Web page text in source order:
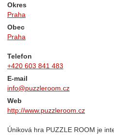
Okres
Praha
Obec
Praha
Telefon
+420 603 841 483
E-mail
info@puzzleroom.cz
Web
http://www.puzzleroom.cz
Úniková hra PUZZLE ROOM je